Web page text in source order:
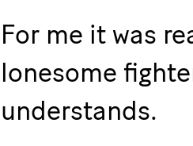
For me it was
lonesome
understands.